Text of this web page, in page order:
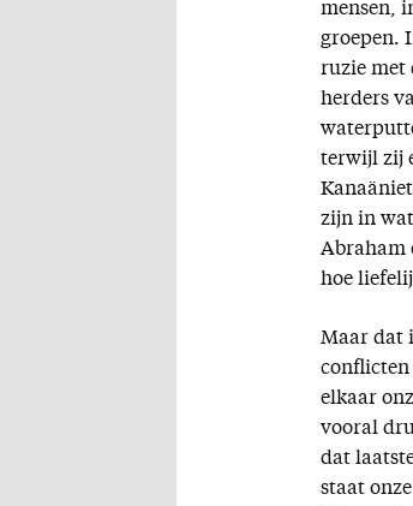
mensen,
groepen.
ruzie met
herders
terwijl zij
zijn in
Abraham
hoe
Maar dat
conflicten
elkaar
vooral
dat
staat